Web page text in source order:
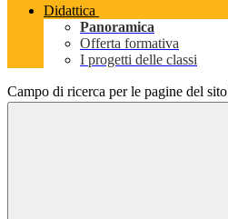
Didattica
Panoramica
Offerta formativa
I progetti delle classi
Campo di ricerca per le pagine del sito